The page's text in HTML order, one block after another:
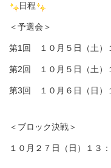
日程
＜予選会＞
第1回 １０月５日（土）
第2回 １０月５日（土）
第3回 １０月６日（日）
＜ブロック決戦＞
１０月２７日（日）１３